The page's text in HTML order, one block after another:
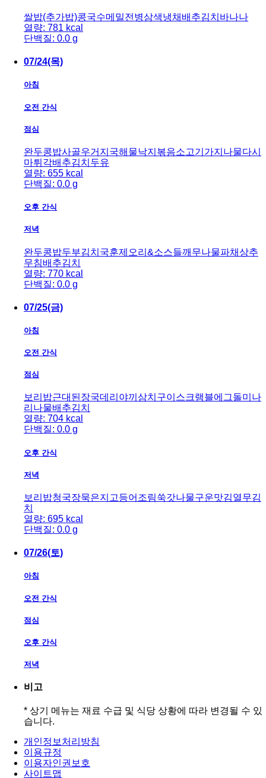
쌀밥(추가밥)콩국수메밀전병삼색냉채 배추김치 바나나
열량: 781 kcal
단백질: 0.0 g
07/24(목)
아침
오전 간식
점심
완두콩밥사골우거지국해물낙지볶음소고기가지나물다시
마튀각배추김치 두유
열량: 655 kcal
단백질: 0.0 g
오후 간식
저녁
완두콩밥두부김치국훈제오리&소스들깨무나물파채상추
무침배추김치
열량: 770 kcal
단백질: 0.0 g
07/25(금)
아침
오전 간식
점심
보리밥근대된장국데리야끼삼치구이 스크램블에그돌미나
리나물배추김치
열량: 704 kcal
단백질: 0.0 g
오후 간식
저녁
보리밥청국장묵은지고등어조림쑥갓나물구운맛김열무김
치
열량: 695 kcal
단백질: 0.0 g
07/26(토)
아침
오전 간식
점심
오후 간식
저녁
비고
* 상기 메뉴는 재료 수급 및 식당 상황에 따라 변경될 수 있
습니다.
개인정보처리방침
이용규정
이용자인권보호
사이트맵